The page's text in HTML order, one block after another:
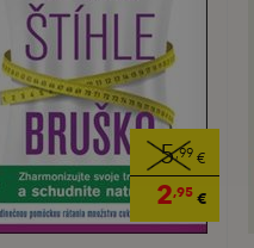
5,99 €
2,95 €